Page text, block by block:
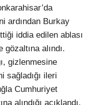
ardından Burkay
iddia edilen ablası
alındı.
gizlenmesine
sağladığı ileri
Cumhuriyet
alındığı açıklandı.